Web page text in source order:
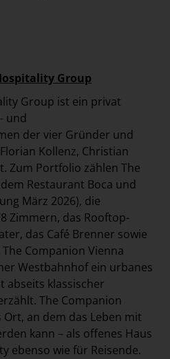
Group
Group ist ein privat
und
der vier Gründer und
Kollenz, Christian
Zum Portfolio zählen The
Restaurant Boca und
März 2026), die
Zimmern, das Rooftop-
das Café Brenner sowie
Companion Vienna
Westbahnhof ein urbanes
abseits klassischer
The Companion
an dem das Leben mit
kann – als offenes Haus
ebenso wie für Reisende.